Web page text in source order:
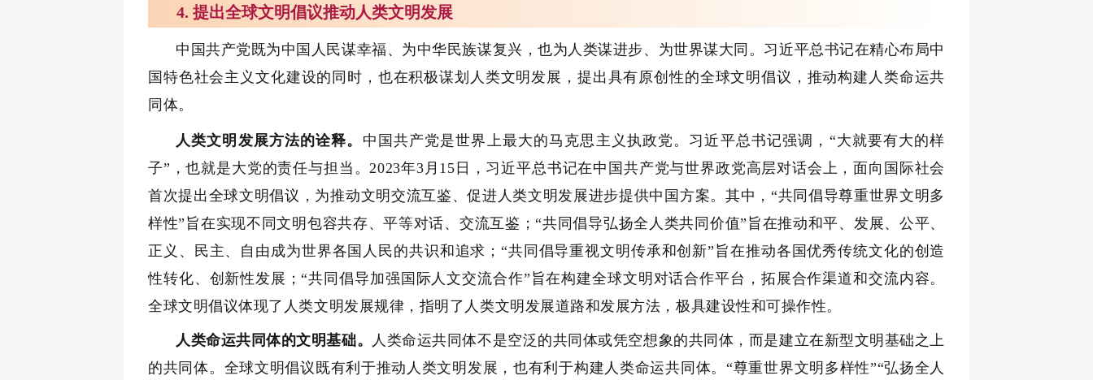
4. 提出全球文明倡议推动人类文明发展
中国共产党既为中国人民谋幸福、为中华民族谋复兴，也为人类谋进步、为世界谋大同。习近平总书记在精心布局中
国特色社会主义文化建设的同时，也在积极谋划人类文明发展，提出具有原创性的全球文明倡议，推动构建人类命运共
同体。
人类文明发展方法的诠释。 中国共产党是世界上最大的马克思主义执政党。习近平总书记强调，“大就要有大的样
子”，也就是大党的责任与担当。2023年3月15日，习近平总书记在中国共产党与世界政党高层对话会上，面向国际社会
首次提出全球文明倡议，为推动文明交流互鉴、促进人类文明发展进步提供中国方案。其中，“共同倡导尊重世界文明多
样性”旨在实现不同文明包容共存、平等对话、交流互鉴；“共同倡导弘扬全人类共同价值”旨在推动和平、发展、公平、
正义、民主、自由成为世界各国人民的共识和追求；“共同倡导重视文明传承和创新”旨在推动各国优秀传统文化的创造
性转化、创新性发展；“共同倡导加强国际人文交流合作”旨在构建全球文明对话合作平台，拓展合作渠道和交流内容。
全球文明倡议体现了人类文明发展规律，指明了人类文明发展道路和发展方法，极具建设性和可操作性。
人类命运共同体的文明基础。
人类命运共同体不是空泛的共同体或凭空想象的共同体，而是建立在新型文明基础之上
的共同体。全球文明倡议既有利于推动人类文明发展，也有利于构建人类命运共同体。“尊重世界文明多样性”“弘扬全人